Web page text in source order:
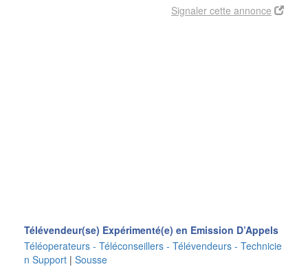
Signaler cette annonce
Télévendeur(se) Expérimenté(e) en Emission D’Appels
Téléoperateurs - Téléconseillers - Télévendeurs - Technicie
n Support | Sousse